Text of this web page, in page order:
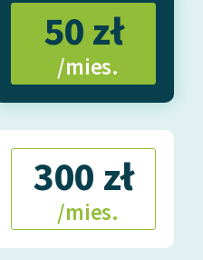
50 zł
/mies.
300 zł
/mies.